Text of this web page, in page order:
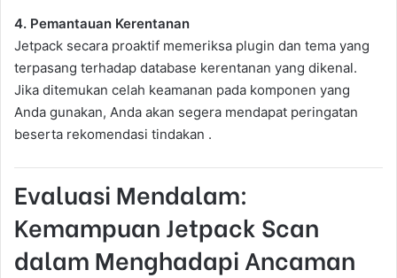
4. Pemantauan Kerentanan
Jetpack secara proaktif memeriksa plugin dan tema yang
terpasang terhadap database kerentanan yang dikenal.
Jika ditemukan celah keamanan pada komponen yang
Anda gunakan, Anda akan segera mendapat peringatan
beserta rekomendasi tindakan .
Evaluasi Mendalam:
Kemampuan Jetpack Scan
dalam Menghadapi Ancaman